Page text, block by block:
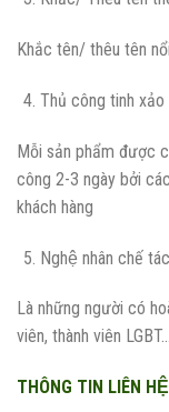
Khắc tên/ thêu tên
Thủ công tinh xảo
Mỗi sản phẩm được
công 2-3 ngày bởi
khách hàng
Nghệ nhân chế
Là những người có
viên, thành viên
THÔNG TIN LIÊN HỆ